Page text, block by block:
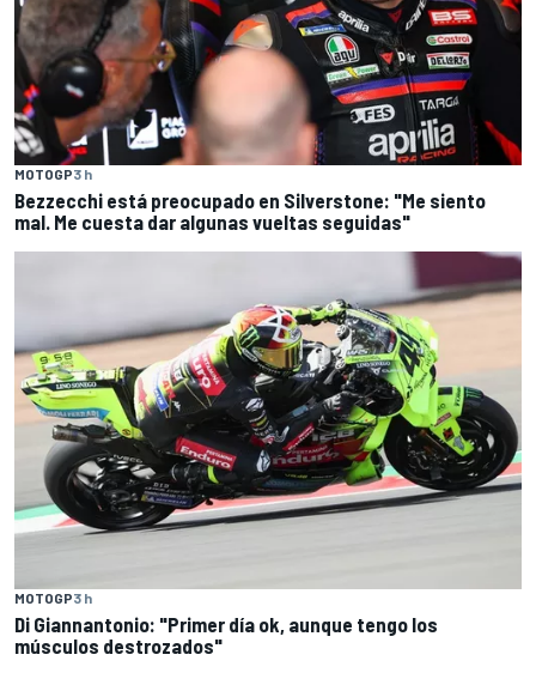
MOTOGP3 h
Bezzecchi está preocupado en Silverstone: "Me siento
mal. Me cuesta dar algunas vueltas seguidas"
MOTOGP3 h
Di Giannantonio: "Primer día ok, aunque tengo los
músculos destrozados"